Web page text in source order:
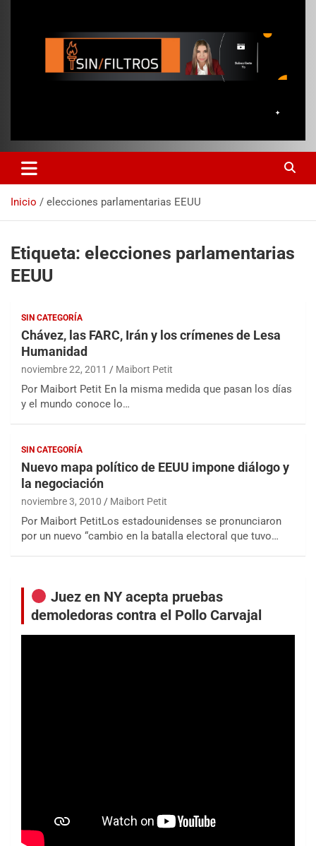
Inicio elecciones parlamentarias EEUU
Etiqueta: elecciones parlamentarias
EEUU
SIN CATEGORÍA
Chávez, las FARC, Irán y los crímenes de Lesa
Humanidad
noviembre 22, 2011 Maibort Petit
Por Maibort Petit En la misma medida que pasan los días
y el mundo conoce lo…
SIN CATEGORÍA
Nuevo mapa político de EEUU impone diálogo y
la negociación
noviembre 3, 2010 Maibort Petit
Por Maibort PetitLos estadounidenses se pronunciaron
por un nuevo “cambio en la batalla electoral que tuvo…
Juez en NY acepta pruebas
demoledoras contra el Pollo Carvajal